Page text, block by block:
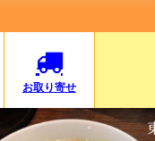
お取り寄せ